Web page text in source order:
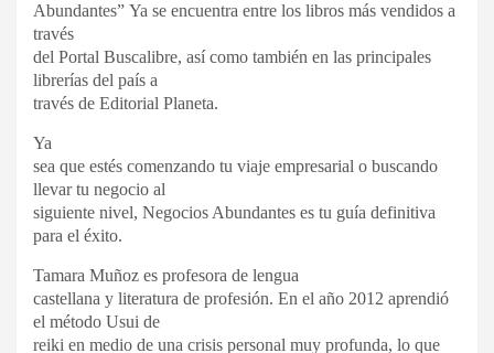
Abundantes” Ya se encuentra entre los libros más vendidos a
través
del Portal Buscalibre, así como también en las principales
librerías del país a
través de Editorial Planeta.
Ya
sea que estés comenzando tu viaje empresarial o buscando
llevar tu negocio al
siguiente nivel, Negocios Abundantes es tu guía definitiva
para el éxito.
Tamara Muñoz es profesora de lengua
castellana y literatura de profesión. En el año 2012 aprendió
el método Usui de
reiki en medio de una crisis personal muy profunda, lo que